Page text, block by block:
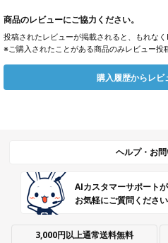
商品のレビューにご協力ください。
投稿されたレビューが掲載されると、もれな
※ご購入されたことがある商品のみレビュー投
購入履歴からレビ
ヘルプ・お
AIカスタマーサポート
お気軽にご質問ください
3,000円以上通常送料無料